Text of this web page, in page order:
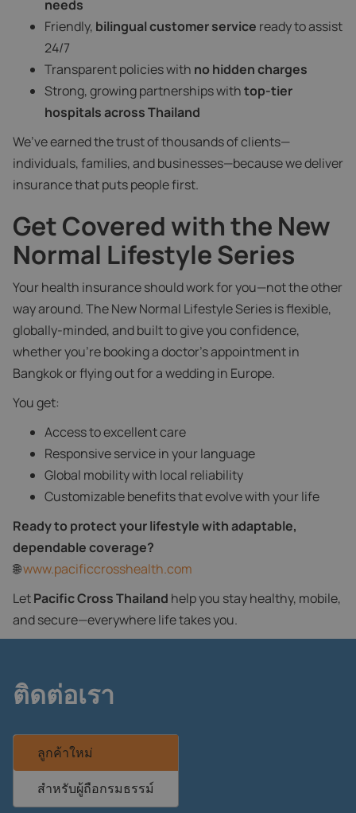
needs
Friendly, bilingual customer service ready to assist
24/7
Transparent policies with no hidden charges
Strong, growing partnerships withtop-tier
hospitals across Thailand
We’ve earned the trust of thousands of clients—
individuals, families, and businesses—because we deliver
insurance that puts people first.
Get Covered with the New
Normal Lifestyle Series
Your health insurance should work for you—not the other
way around. The New Normal Lifestyle Series is flexible,
globally-minded, and built to give you confidence,
whether you're booking a doctor’s appointment in
Bangkok or flying out for a wedding in Europe.
You get:
Access to excellent care
Responsive service in your language
Global mobility with local reliability
Customizable benefits that evolve with your life
Ready to protect your lifestyle with adaptable,
dependable coverage?
🌐www.pacificcrosshealth.com
LetPacific Cross Thailand help you stay healthy, mobile,
and secure—everywhere life takes you.
ติดต่อเรา
ลูกค้าใหม่
สำหรับผู้ถือกรมธรรม์